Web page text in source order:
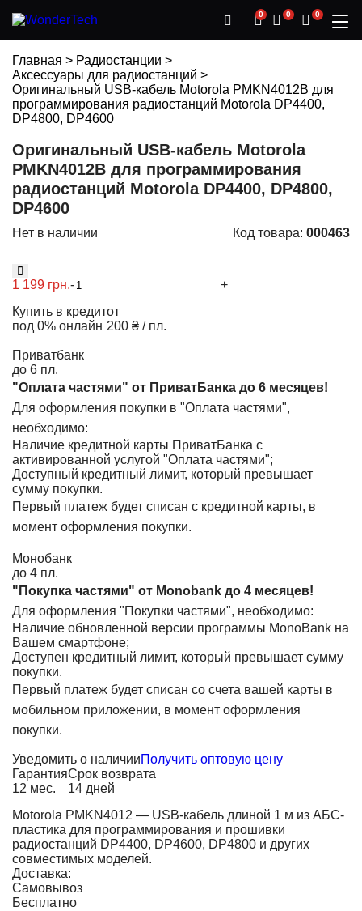
0 0 0
Главная > Радиостанции >
Аксессуары для радиостанций >
Оригинальный USB-кабель Motorola PMKN4012B для
программирования радиостанций Motorola DP4400,
DP4800, DP4600
Оригинальный USB-кабель Motorola
PMKN4012B для программирования
радиостанций Motorola DP4400, DP4800,
DP4600
Нет в наличии Код товара: 000463
1 199 грн.-
+
Купить в кредит
под 0% онлайн
от
200 ₴ / пл.
Приватбанк
до 6 пл.
"Оплата частями" от ПриватБанка до 6 месяцев!
Для оформления покупки в "Оплата частями",
необходимо:
Наличие кредитной карты ПриватБанка с
активированной услугой "Оплата частями";
Доступный кредитный лимит, который превышает
сумму покупки.
Первый платеж будет списан с кредитной карты, в
момент оформления покупки.
Монобанк
до 4 пл.
"Покупка частями" от Monobank до 4 месяцев!
Для оформления "Покупки частями", необходимо:
Наличие обновленной версии программы MonoBank на
Вашем смартфоне;
Доступен кредитный лимит, который превышает сумму
покупки.
Первый платеж будет списан со счета вашей карты в
мобильном приложении, в момент оформления
покупки.
Уведомить о наличииПолучить оптовую цену
Гарантия
12 мес.
Срок возврата
14 дней
Motorola PMKN4012 — USB-кабель длиной 1 м из АБС-
пластика для программирования и прошивки
радиостанций DP4400, DP4600, DP4800 и других
совместимых моделей.
Доставка:
Самовывоз
Бесплатно